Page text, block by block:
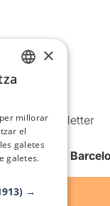
i Newsletter
de Teatre
×
millorar
el
galetes
galetes.
→